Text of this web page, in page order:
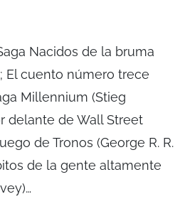
Nacidos de la bruma
El cuento número trece
Millennium (Stieg
delante de Wall Street
de Tronos (George R. R.
de la gente altamente